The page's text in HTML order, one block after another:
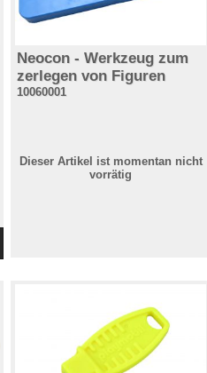
Neocon - Werkzeug zum
zerlegen von Figuren
10060001
Dieser Artikel ist momentan nicht
vorrätig